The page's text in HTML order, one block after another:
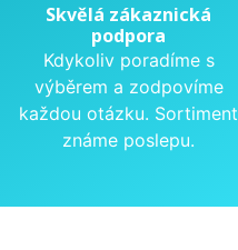
Skvělá zákaznická
podpora
Kdykoliv poradíme s
výběrem a zodpovíme
každou otázku. Sortiment
známe poslepu.